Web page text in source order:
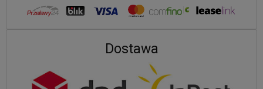
Dostawa